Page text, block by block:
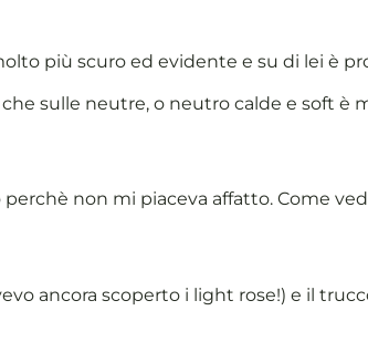
più scuro ed evidente e su di lei è
sulle neutre, o neutro calde e soft è
non mi piaceva affatto. Come
ancora scoperto i light rose!) e il